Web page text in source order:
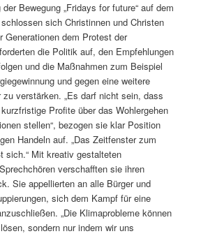
Bewegung „Fridays for future“ auf dem
sich Christinnen und Christen
Generationen dem Protest der
die Politik auf, den Empfehlungen
und die Maßnahmen zum Beispiel
und gegen eine weitere
zu verstärken. „Es darf nicht sein, dass
Profite über das Wohlergehen
stellen“, bezogen sie klar Position
Handeln auf. „Das Zeitfenster zum
sich.“ Mit kreativ gestalteten
verschafften sie ihren
Sie appellierten an alle Bürger und
sich dem Kampf für eine
„Die Klimaprobleme können
sondern nur indem wir uns